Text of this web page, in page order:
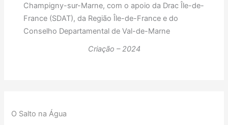
Champigny-sur-Marne, com o apoio da Drac Île-de-
France (SDAT), da Região Île-de-France e do
Conselho Departamental de Val-de-Marne
Criação – 2024
O Salto na Água